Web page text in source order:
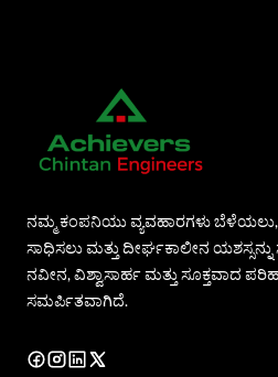
ನಮ್ಮ ಕಂಪನಿಯು ವ್ಯವಹಾರಗಳು ಬೆಳೆಯಲು,
ಸಾಧಿಸಲು ಮತ್ತು ದೀರ್ಘಕಾಲೀನ
ನವೀನ, ವಿಶ್ವಾಸಾರ್ಹ ಮತ್ತು ಸೂಕ್ತವಾದ
ಸಮರ್ಪಿತವಾಗಿದೆ.